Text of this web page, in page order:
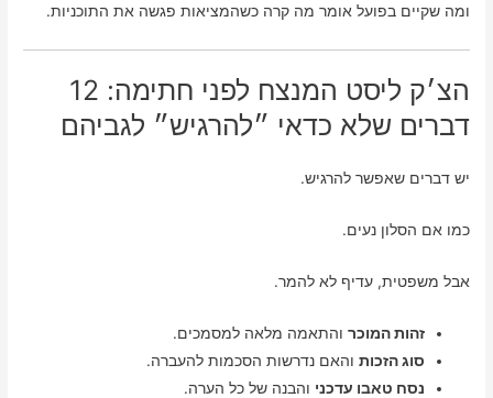
ומה שקיים בפועל אומר מה קרה כשהמציאות פגשה את התוכניות.
הצ׳ק ליסט המנצח לפני חתימה: 12
דברים שלא כדאי ״להרגיש״ לגביהם
יש דברים שאפשר להרגיש.
כמו אם הסלון נעים.
אבל משפטית, עדיף לא להמר.
זהות המוכר והתאמה מלאה למסמכים.
סוג הזכות והאם נדרשות הסכמות להעברה.
נסח טאבו עדכני והבנה של כל הערה.